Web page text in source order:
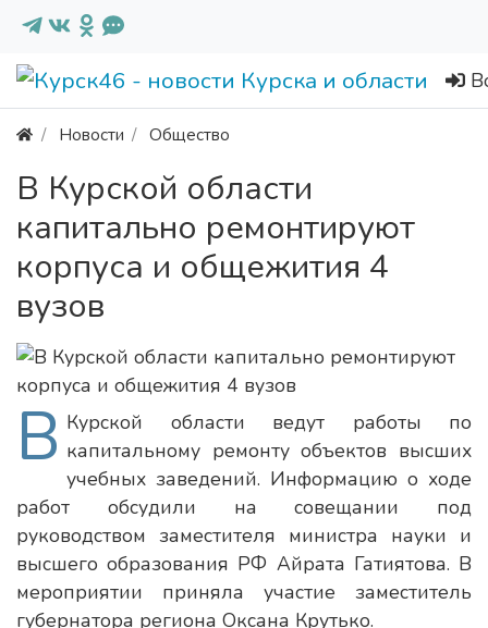
Новости Общество
В Курской области
капитально ремонтируют
корпуса и общежития 4
вузов
В Курской области ведут работы по
капитальному ремонту объектов высших
учебных заведений. Информацию о ходе
работ обсудили на совещании под
руководством заместителя министра науки и
высшего образования РФ Айрата Гатиятова. В
мероприятии приняла участие заместитель
губернатора региона Оксана Крутько.